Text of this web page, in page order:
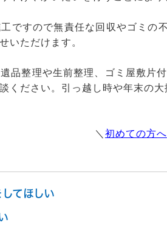
ですので無責任な回収やゴミ
いただけます。
品整理や生前整理、ゴミ屋敷片
ください。引っ越し時や年末の
＼ 初めての方へ
てほしい